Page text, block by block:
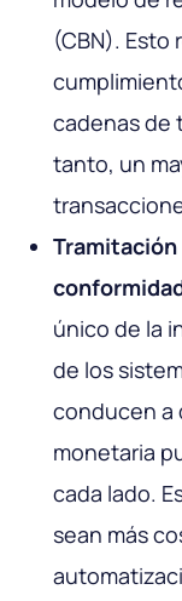
(CBN). Esto
cadenas de
tanto, un
único de la
de los
conducen a
monetaria
cada lado.
sean más